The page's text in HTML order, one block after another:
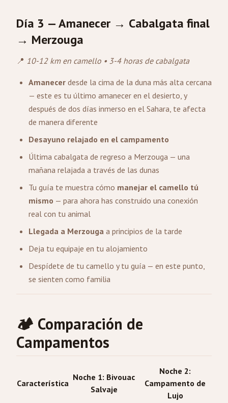
Día 3 — Amanecer → Cabalgata final
→ Merzouga
📍 10-12 km en camello • 3-4 horas de cabalgata
Amanecer desde la cima de la duna más alta cercana
— este es tu último amanecer en el desierto, y
después de dos días inmerso en el Sahara, te afecta
de manera diferente
Desayuno relajado en el campamento
Última cabalgata de regreso a Merzouga — una
mañana relajada a través de las dunas
Tu guía te muestra cómo manejar el camello tú
mismo — para ahora has construido una conexión
real con tu animal
Llegada a Merzouga a principios de la tarde
Deja tu equipaje en tu alojamiento
Despídete de tu camello y tu guía — en este punto,
se sienten como familia
🏕️ Comparación de
Campamentos
Característica
Noche 1: Bivouac
Salvaje
Noche 2:
Campamento de
Lujo